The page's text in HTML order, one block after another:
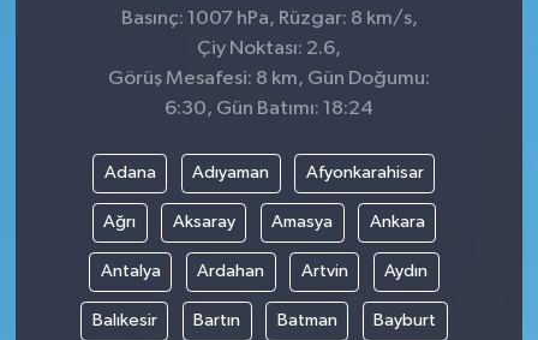
Basınç: 1007 hPa, Rüzgar: 8 km/s,
Çiy Noktası: 2.6,
Görüş Mesafesi: 8 km, Gün Doğumu:
6:30, Gün Batımı: 18:24
Adana Adıyaman Afyonkarahisar
Ağrı Aksaray Amasya Ankara
Antalya Ardahan Artvin Aydın
Balıkesir Bartın Batman Bayburt